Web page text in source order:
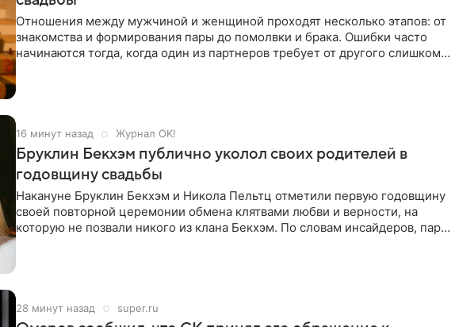
Отношения между мужчиной и женщиной проходят несколько этапов: от
знакомства и формирования пары до помолвки и брака. Ошибки часто
начинаются тогда, когда один из партнеров требует от другого слишком
16 минут назад Журнал OK!
Бруклин Бекхэм публично уколол своих родителей в
годовщину свадьбы
Накануне Бруклин Бекхэм и Никола Пельтц отметили первую годовщину
своей повторной церемонии обмена клятвами любви и верности, на
которую не позвали никого из клана Бекхэм. По словам инсайдеров, пара
28 минут назад super.ru